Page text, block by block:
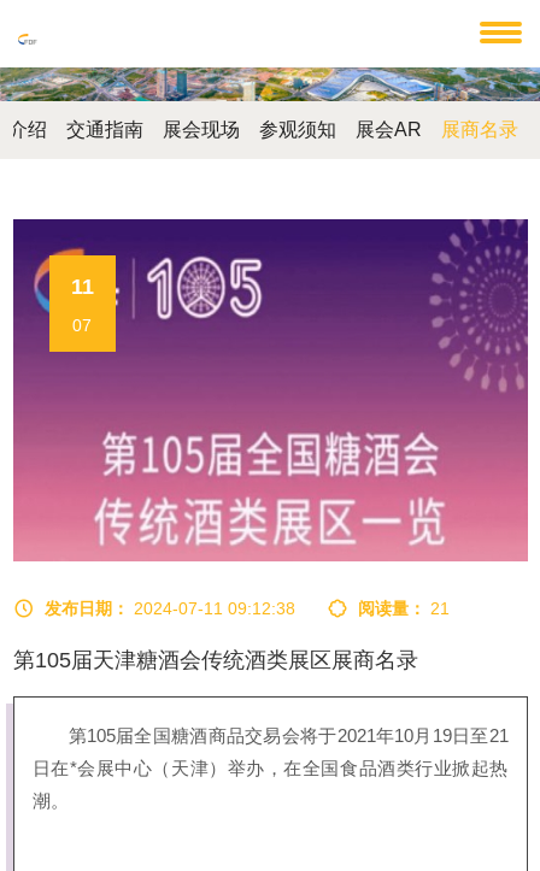
介绍 交通指南 展会现场 参观须知 展会AR 展商名录
11
07
发布日期： 2024-07-11 09:12:38 阅读量： 21
第105届天津糖酒会传统酒类展区展商名录
第105届全国糖酒商品交易会将于2021年10月19日至21
日在*会展中心（天津）举办，在全国食品酒类行业掀起热
潮。